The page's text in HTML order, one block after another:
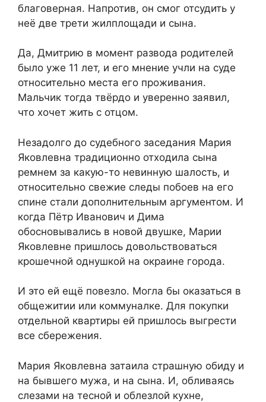
благоверная. Напротив, он смог отсудить у
неё две трети жилплощади и сына.
Да, Дмитрию в момент развода родителей
было уже 11 лет, и его мнение учли на суде
относительно места его проживания.
Мальчик тогда твёрдо и уверенно заявил,
что хочет жить с отцом.
Незадолго до судебного заседания Мария
Яковлевна традиционно отходила сына
ремнем за какую-то невинную шалость, и
относительно свежие следы побоев на его
спине стали дополнительным аргументом. И
когда Пётр Иванович и Дима
обосновывались в новой двушке, Марии
Яковлевне пришлось довольствоваться
крошечной однушкой на окраине города.
И это ей ещё повезло. Могла бы оказаться в
общежитии или коммуналке. Для покупки
отдельной квартиры ей пришлось выгрести
все сбережения.
Мария Яковлевна затаила страшную обиду и
на бывшего мужа, и на сына. И, обливаясь
слезами на тесной и облезлой кухне,